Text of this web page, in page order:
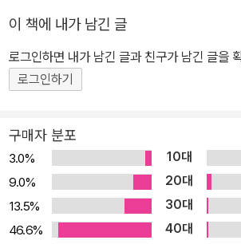
석으로 인해 점점 희망을 잃어버리고 이석을
소에 들어간 후에야 외면하고 있던 감정들을 다
된 이석은 출소한 여원의 곁을 맴돌며 다시 다
잃은 후에야 비로소 살아가기 시작하는 여자가
깨닫게 된 남자. 두 사람은 서로 다시 마주할
이 책에 내가 남긴 글
로그인하면 내가 남긴 글과 친구가 남긴 글을
로그인하기
구매자 분포
3.0% 10대
9.0%
20대
13.5%
30대
46.6%
40대